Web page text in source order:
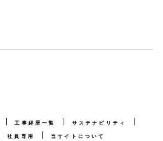
工事経歴一覧
サステナビリティ
社員専用 当サイトについて